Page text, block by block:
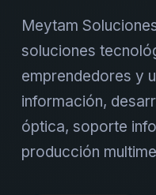
Meytam
soluciones
emprendedores y
información,
óptica, soporte
producción